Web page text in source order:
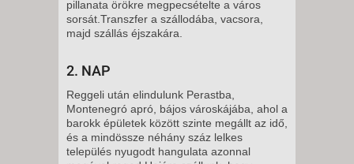
pillanata örökre megpecsételte a város
sorsát.Transzfer a szállodába, vacsora,
majd szállás éjszakára.
2. NAP
Reggeli után elindulunk Perastba,
Montenegró apró, bájos városkájába, ahol a
barokk épületek között szinte megállt az idő,
és a mindössze néhány száz lelkes
település nyugodt hangulata azonnal